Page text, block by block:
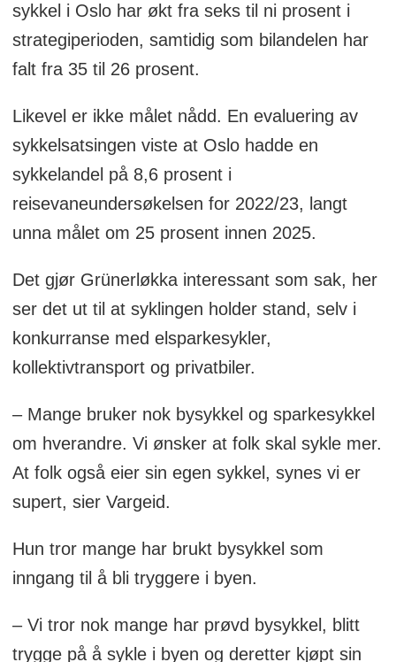
sykkel i Oslo har økt fra seks til ni prosent i
strategiperioden, samtidig som bilandelen har
falt fra 35 til 26 prosent.
Likevel er ikke målet nådd. En evaluering av
sykkelsatsingen viste at Oslo hadde en
sykkelandel på 8,6 prosent i
reisevaneundersøkelsen for 2022/23, langt
unna målet om 25 prosent innen 2025.
Det gjør Grünerløkka interessant som sak, her
ser det ut til at syklingen holder stand, selv i
konkurranse med elsparkesykler,
kollektivtransport og privatbiler.
– Mange bruker nok bysykkel og sparkesykkel
om hverandre. Vi ønsker at folk skal sykle mer.
At folk også eier sin egen sykkel, synes vi er
supert, sier Vargeid.
Hun tror mange har brukt bysykkel som
inngang til å bli tryggere i byen.
– Vi tror nok mange har prøvd bysykkel, blitt
trygge på å sykle i byen og deretter kjøpt sin